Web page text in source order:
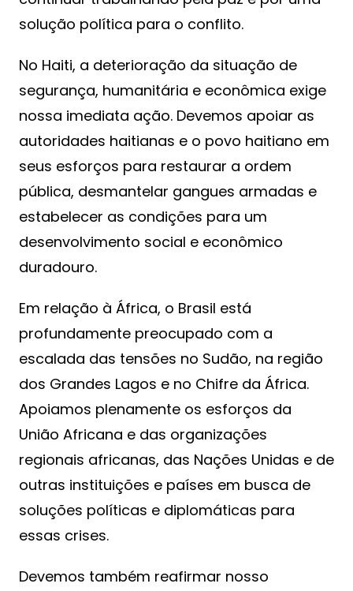
solução política para o conflito.
No Haiti, a deterioração da situação de
segurança, humanitária e econômica exige
nossa imediata ação. Devemos apoiar as
autoridades haitianas e o povo haitiano em
seus esforços para restaurar a ordem
pública, desmantelar gangues armadas e
estabelecer as condições para um
desenvolvimento social e econômico
duradouro.
Em relação à África, o Brasil está
profundamente preocupado com a
escalada das tensões no Sudão, na região
dos Grandes Lagos e no Chifre da África.
Apoiamos plenamente os esforços da
União Africana e das organizações
regionais africanas, das Nações Unidas e de
outras instituições e países em busca de
soluções políticas e diplomáticas para
essas crises.
Devemos também reafirmar nosso